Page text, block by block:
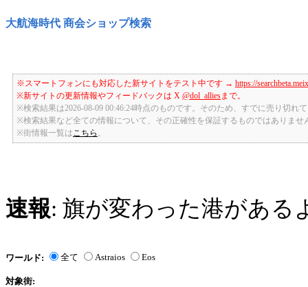
大航海時代 商会ショップ検索
※スマートフォンにも対応した新サイトをテスト中です → https://
※新サイトの更新情報やフィードバックは X @dol_alliesまで。
※検索結果は2026-08-09 00:46:24時点のものです。そのため、すでに売り切れ
※検索結果など全ての情報について、その正確性を保証するものではありませ
※街情報一覧は こちら
速報: 旗が変わった港がある
ワールド: 全て Astraios Eos
対象街: